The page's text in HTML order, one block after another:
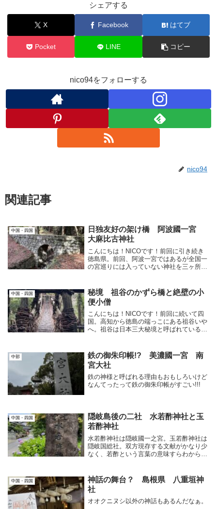
シェアする
X Facebook はてブ
Pocket LINE コピー
nico94をフォローする
nico94
関連記事
中国・四国
日独友好の架け橋 阿波國一宮
大麻比古神社
こんにちは！NICOです！前回に引き続き
徳島県。前回、阿波一宮ではあるが全国一
の宮巡りには入っていない神社を三ヶ所行
してはこのあたり。徳島県の中では比較的
淡路島側で...
中国・四国
秘境 祖谷のかずら橋と絶壁の小
便小僧
こんにちは！NICOです！前回に続いて四
国。高知から徳島の端っこにある祖谷いや
へ。祖谷は日本三大秘境と呼ばれている場
す。徳島の西端にあり、現代でも徳島、香
川、高知そ...
中部
鉄の御朱印帳!? 美濃國一宮 南
宮大社
鉄の神様と呼ばれる理由もおもしろいけど
なんてったって鉄の御朱印帳がすごい!!!
中国・四国
隠岐島後の二社 水若酢神社と玉
若酢神社
水若酢神社は隠岐國一之宮。玉若酢神社は
隠岐国総社。双方現存する文献がかなり少
なく、若酢という言葉の意味すらわからな
中国・四国
神話の舞台？ 島根県 八重垣神
社
オオクニヌシ以外の神話もあるんだなぁ。